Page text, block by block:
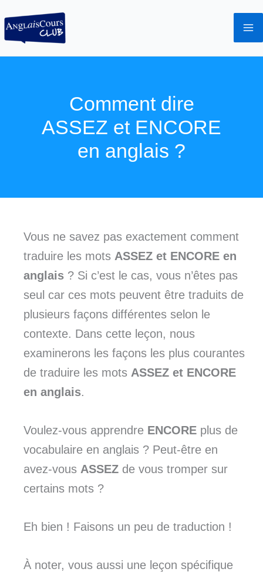
au
contenu
Comment dire
ASSEZ et ENCORE
en anglais ?
Vous ne savez pas exactement comment
traduire les mots ASSEZ et ENCORE en
anglais ? Si c’est le cas, vous n’êtes pas
seul car ces mots peuvent être traduits de
plusieurs façons différentes selon le
contexte. Dans cette leçon, nous
examinerons les façons les plus courantes
de traduire les mots ASSEZ et ENCORE
en anglais.
Voulez-vous apprendre ENCORE plus de
vocabulaire en anglais ? Peut-être en
avez-vous ASSEZ de vous tromper sur
certains mots ?
Eh bien ! Faisons un peu de traduction !
À noter, vous aussi une leçon spécifique